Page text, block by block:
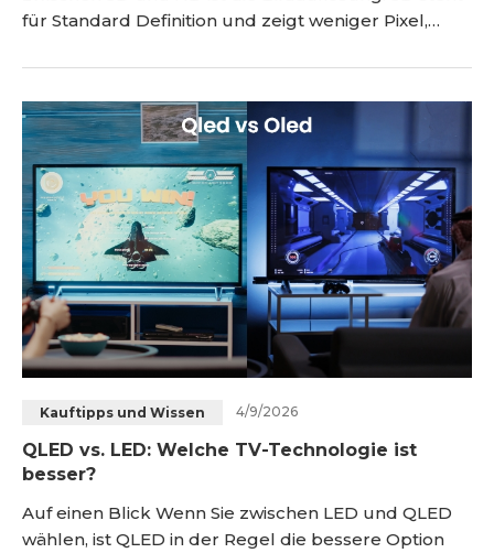
für Standard Definition und zeigt weniger Pixel,
mehr Bilddetails liefert. In der Praxis bedeutet das:
SD spart Speicherplatz und Bandbreite, HD sorgt
für ein schärferes, moderneres und angenehmeres
Seherlebnis. <h2 id="was-ist-
Kauftipps und Wissen 4/9/2026
QLED vs. LED: Welche TV-Technologie ist
besser?
Auf einen Blick Wenn Sie zwischen LED und QLED
wählen, ist QLED in der Regel die bessere Option